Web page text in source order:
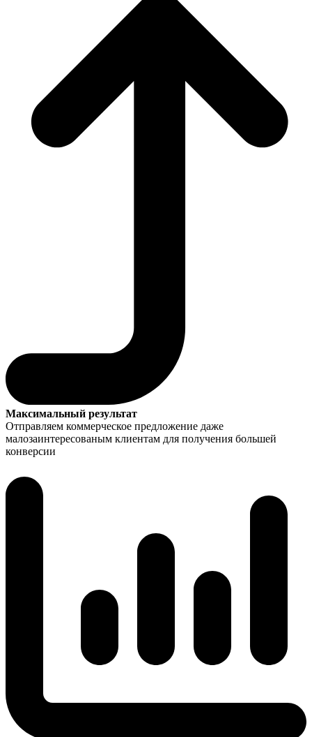
Максимальный результат
Отправляем коммерческое предложение даже
малозаинтересованым клиентам для получения большей
конверсии